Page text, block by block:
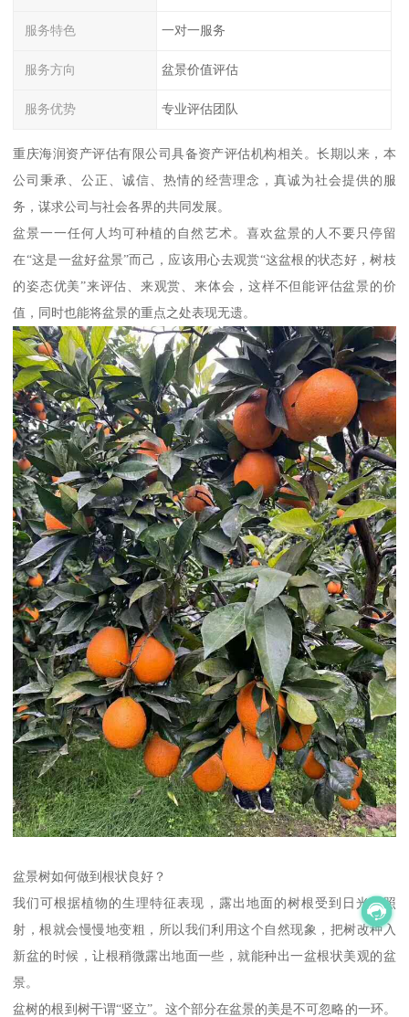
服务特色 一对一服务
服务方向 盆景价值评估
服务优势 专业评估团队
重庆海润资产评估有限公司具备资产评估机构相关。长期以来，本
公司秉承、公正、诚信、热情的经营理念，真诚为社会提供的服
务，谋求公司与社会各界的共同发展。
盆景一一任何人均可种植的自然艺术。喜欢盆景的人不要只停留
在“这是一盆好盆景”而己，应该用心去观赏“这盆根的状态好，树枝
的姿态优美”来评估、来观赏、来体会，这样不但能评估盆景的价
值，同时也能将盆景的重点之处表现无遗。
盆景树如何做到根状良好？
我们可根据植物的生理特征表现，露出地面的树根受到日光的照
射，根就会慢慢地变粗，所以我们利用这个自然现象，把树改种入
新盆的时候，让根稍微露出地面一些，就能种出一盆根状美观的盆
景。
盆树的根到树干谓“竖立”。这个部分在盆景的美是不可忽略的一环。